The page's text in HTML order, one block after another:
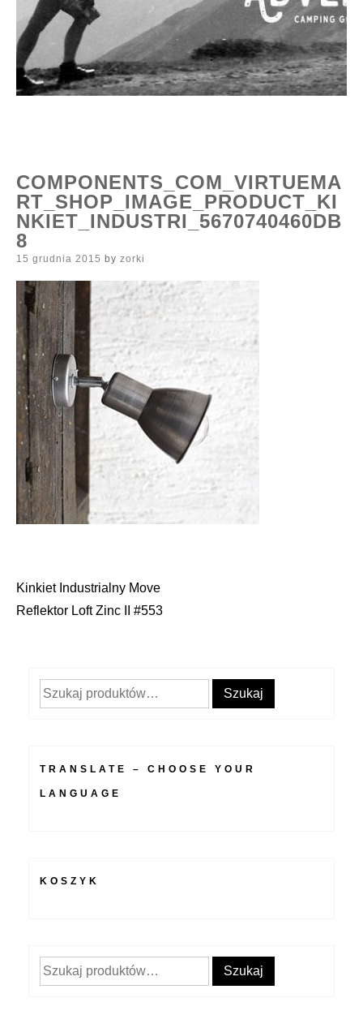
COMPONENTS_COM_VIRTUEMA
RT_SHOP_IMAGE_PRODUCT_KI
NKIET_INDUSTRI_5670740460DB
8
Posted
15 grudnia 2015 by zorki
Nawigacja
Kinkiet Industrialny Move
Reflektor Loft Zinc II #553
Szukaj: Szukaj
TRANSLATE – CHOOSE YOUR
LANGUAGE
KOSZYK
Szukaj: Szukaj